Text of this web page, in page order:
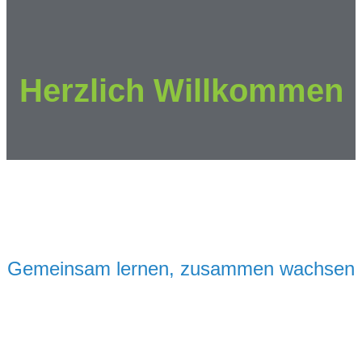
Herzlich Willkommen
Gemeinsam lernen, zusammen wachsen